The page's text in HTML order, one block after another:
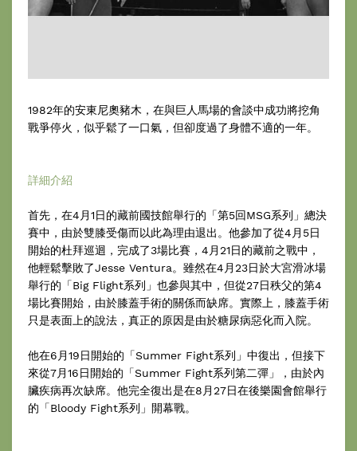
1982年的安東尼奧豬木，在與巨人馬場的會談中成功將挖角
戰爭停火，似乎鬆了一口氣，但卻度過了身體不適的一年。
詳細介紹
首先，在4月1日的藏前國技館舉行的「第5回MSG系列」總決
賽中，由於雙膝受傷而以此為理由退出。他參加了從4月5日
開始的杜拜巡迴，完成了3場比賽，4月21日的藏前之戰中，
他輕鬆擊敗了Jesse Ventura。雖然在4月23日於大宮滑冰場
舉行的「Big Flight系列」也參與其中，但從27日秩父的第4
場比賽開始，由於膝蓋手術的關係而缺席。實際上，膝蓋手術
只是表面上的說法，真正的原因是由於糖尿病惡化而入院。
他在6月19日開始的「Summer Fight系列」中復出，但接下
來從7月16日開始的「Summer Fight系列第二彈」，由於內
臟疾病再次缺席。他完全復出是在8月27日在後樂園會館舉行
的「Bloody Fight系列」開幕戰。